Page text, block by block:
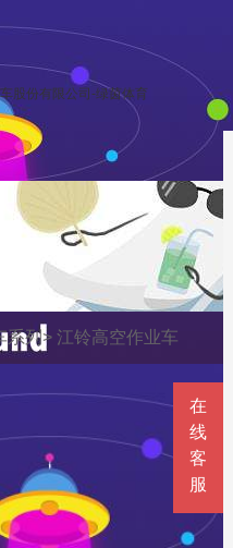
股份有限公司-绿茵体育
系列> 江铃高空作业车
在
线
客
服